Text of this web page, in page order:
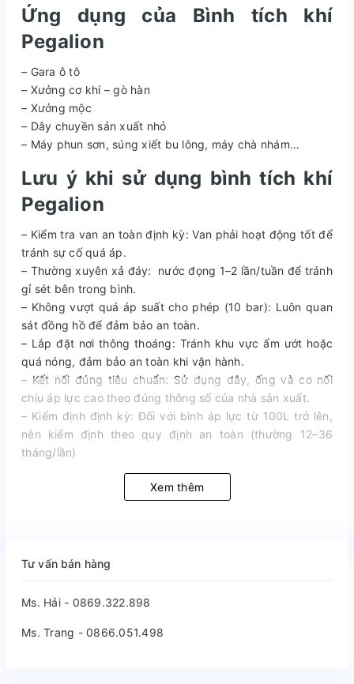
Ứng dụng của Bình tích khí
Pegalion
– Gara ô tô
– Xưởng cơ khí – gò hàn
– Xưởng mộc
– Dây chuyền sản xuất nhỏ
– Máy phun sơn, súng xiết bu lông, máy chà nhám…
Lưu ý khi sử dụng bình tích khí
Pegalion
– Kiểm tra van an toàn định kỳ: Van phải hoạt động tốt để
tránh sự cố quá áp.
– Thường xuyên xả đáy: nước đọng 1–2 lần/tuần để tránh
gỉ sét bên trong bình.
– Không vượt quá áp suất cho phép (10 bar): Luôn quan
sát đồng hồ để đảm bảo an toàn.
– Lắp đặt nơi thông thoáng: Tránh khu vực ẩm ướt hoặc
quá nóng, đảm bảo an toàn khi vận hành.
– Kết nối đúng tiêu chuẩn: Sử dụng dây, ống và co nối
chịu áp lực cao theo đúng thông số của nhà sản xuất.
– Kiểm định định kỳ: Đối với bình áp lực từ 100L trở lên,
nên kiểm định theo quy định an toàn (thường 12–36
tháng/lần)
Xem thêm
Tư vấn bán hàng
Ms. Hải - 0869.322.898
Ms. Trang - 0866.051.498